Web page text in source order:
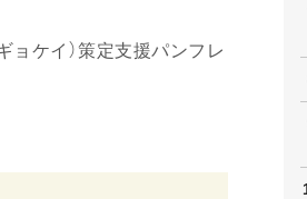
ョケイ）策定支援パンフレ